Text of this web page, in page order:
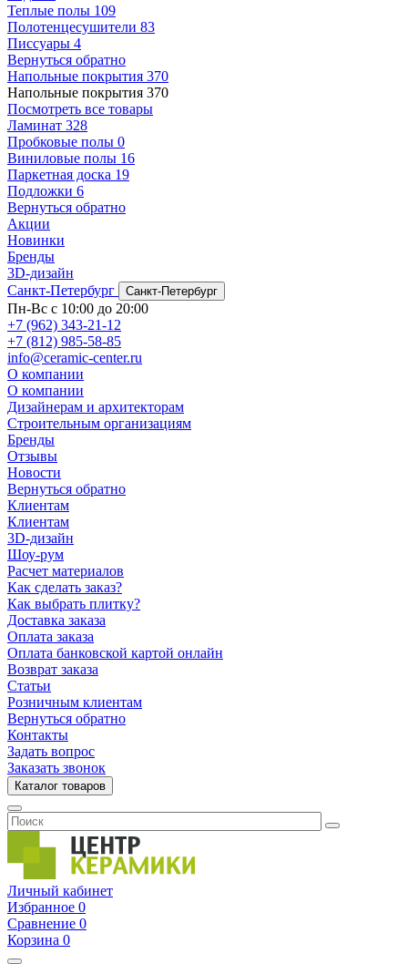
Теплые полы 109
Полотенцесушители 83
Писсуары 4
Вернуться обратно
Напольные покрытия 370
Напольные покрытия 370
Посмотреть все товары
Ламинат 328
Пробковые полы 0
Виниловые полы 16
Паркетная доска 19
Подложки 6
Вернуться обратно
Акции
Новинки
Бренды
3D-дизайн
Санкт-Петербург
Санкт-Петербург
Пн-Вс с 10:00 до 20:00
+7 (962) 343-21-12
+7 (812) 985-58-85
info@ceramic-center.ru
О компании
О компании
Дизайнерам и архитекторам
Строительным организациям
Бренды
Отзывы
Новости
Вернуться обратно
Клиентам
Клиентам
3D-дизайн
Шоу-рум
Расчет материалов
Как сделать заказ?
Как выбрать плитку?
Доставка заказа
Оплата заказа
Оплата банковской картой онлайн
Возврат заказа
Статьи
Розничным клиентам
Вернуться обратно
Контакты
Задать вопрос
Заказать звонок
Каталог товаров
Личный кабинет
Избранное 0
Сравнение 0
Корзина 0